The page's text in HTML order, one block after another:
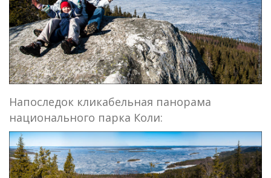
Напоследок кликабельная панорама
национального парка Коли: